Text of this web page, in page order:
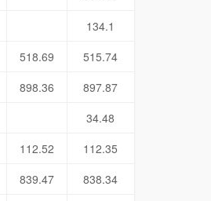
134.1
518.69
515.74
898.36
897.87
34.48
112.52
112.35
839.47
838.34